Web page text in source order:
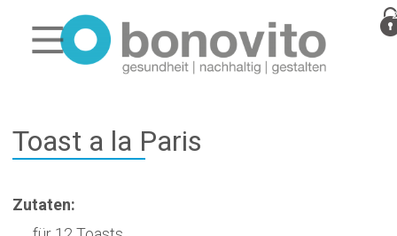
Toast a la Paris
Zutaten: